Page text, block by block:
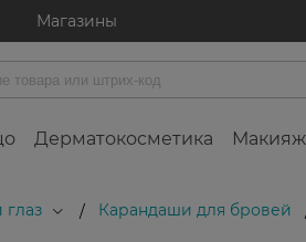
Магазины
Дерматокосметика Макияж
/ Карандаши для бровей